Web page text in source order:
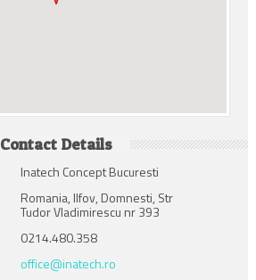
Contact Details
Inatech Concept Bucuresti
Romania, Ilfov, Domnesti, Str
Tudor Vladimirescu nr 393
0214.480.358
office@inatech.ro